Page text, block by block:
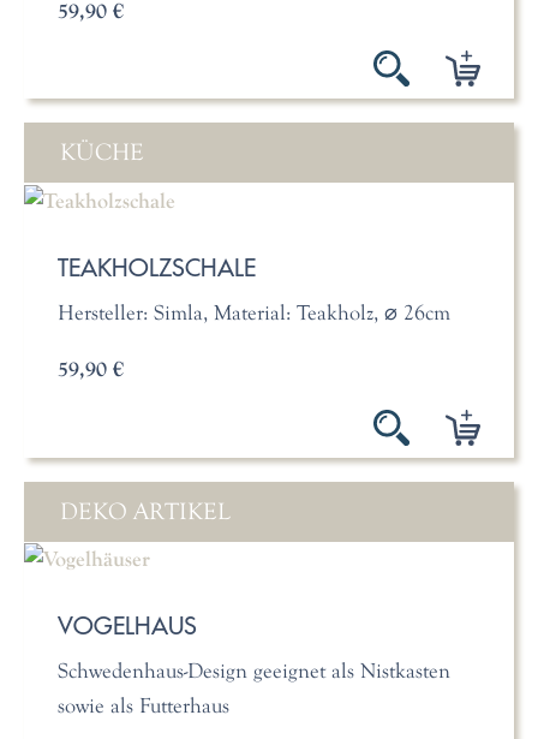
59,90 €
KÜCHE
TEAKHOLZSCHALE
Hersteller: Simla, Material: Teakholz, ⌀ 26cm
59,90 €
DEKO ARTIKEL
VOGELHAUS
Schwedenhaus-Design geeignet als Nistkasten
sowie als Futterhaus